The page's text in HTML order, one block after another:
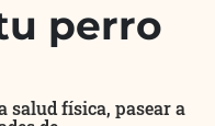
perro
salud física, pasear a